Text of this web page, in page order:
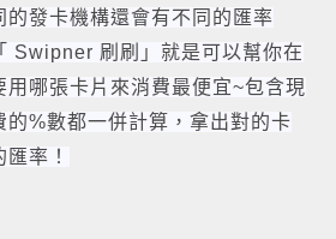
的發卡機構還會有不同的匯率
Swipner 刷刷」就是可以幫你在
用哪張卡片來消費最便宜~包含現
的%數都一併計算，拿出對的卡
率！